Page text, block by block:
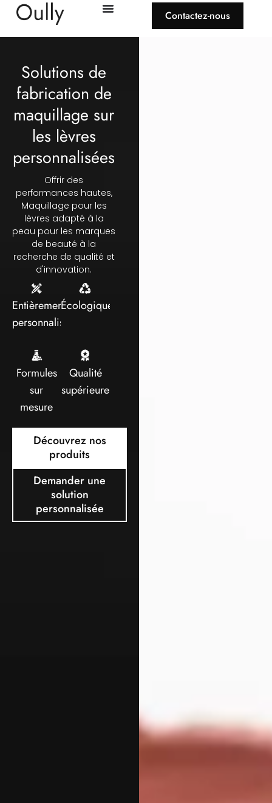
Contactez-nous
Solutions de
fabrication de
maquillage sur
les lèvres
personnalisées
Offrir des
performances hautes,
Maquillage pour les
lèvres adapté à la
peau pour les marques
de beauté à la
recherche de qualité et
d'innovation.
Entièrement
personnalisable
Écologique
Formules
sur
mesure
Qualité
supérieure
Découvrez nos
produits
Demander une
solution
personnalisée